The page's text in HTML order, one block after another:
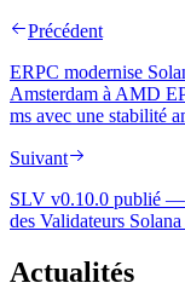
Précédent
ERPC modernise
Amsterdam à AMD
ms avec une stabilité
Suivant
SLV v0.10.0 publié
des Validateurs
Actualités